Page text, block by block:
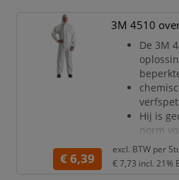
spetters
om
en
extra
3M 4510
De 3M
Hij is
norm
€ 6,39
excl. BTW per
€ 7,73 incl. 21%